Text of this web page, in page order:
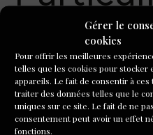
Gérer le
cookies
Pour offrir les meilleures
telles que les cookies pour stocker
appareils. Le fait de consentir à
traiter des données telles que le
uniques sur ce site. Le fait de ne
consentement peut avoir un effet
fonctions.
Dans
Particulière
Née à Zwickau en